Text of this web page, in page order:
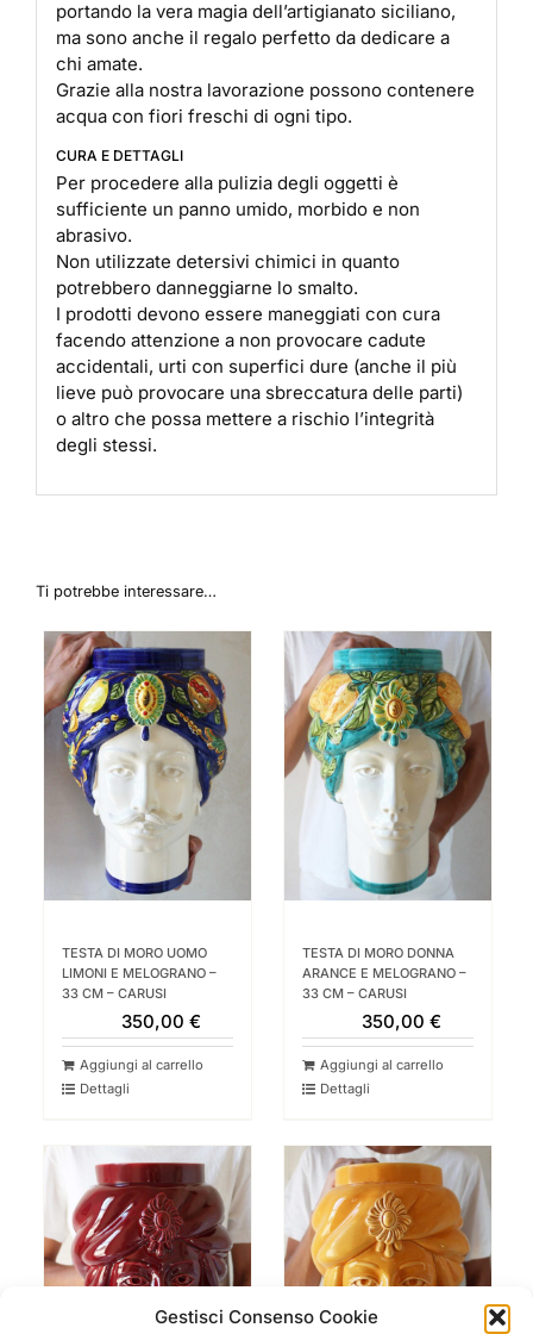
Gestisci Consenso Cookie
portando la vera magia dell’artigianato siciliano,
ma sono anche il regalo perfetto da dedicare a
chi amate.
Grazie alla nostra lavorazione possono contenere
acqua con fiori freschi di ogni tipo.
CURA E DETTAGLI
Per procedere alla pulizia degli oggetti è
sufficiente un panno umido, morbido e non
abrasivo.
Non utilizzate detersivi chimici in quanto
potrebbero danneggiarne lo smalto.
I prodotti devono essere maneggiati con cura
facendo attenzione a non provocare cadute
accidentali, urti con superfici dure (anche il più
lieve può provocare una sbreccatura delle parti)
o altro che possa mettere a rischio l’integrità
degli stessi.
Ti potrebbe interessare…
TESTA DI MORO UOMO
LIMONI E MELOGRANO –
33 CM – CARUSI
350,00€
Aggiungi al carrello
Dettagli
TESTA DI MORO DONNA
ARANCE E MELOGRANO –
33 CM – CARUSI
350,00€
Aggiungi al carrello
Dettagli